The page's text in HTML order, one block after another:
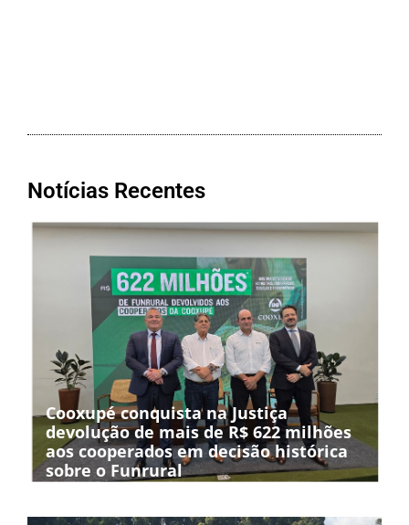
Notícias Recentes
Cooxupé conquista na Justiça
devolução de mais de R$ 622 milhões
aos cooperados em decisão histórica
sobre o Funrural